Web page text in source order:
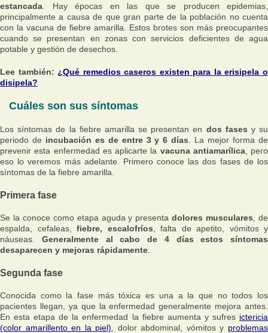
estancada . Hay épocas en las que se producen epidemias,
principalmente a causa de que gran parte de la población no cuenta
con la vacuna de fiebre amarilla. Estos brotes son más preocupantes
cuando se presentan en zonas con servicios deficientes de agua
potable y gestión de desechos.
Lee también: ¿Qué remedios caseros existen para la erisipela o
disipela?
Cuáles son sus síntomas
Los síntomas de la fiebre amarilla se presentan en dos fases y su
periodo de incubación es de entre 3 y 6 días . La mejor forma de
prevenir esta enfermedad es aplicarte la vacuna antiamarílica, pero
eso lo veremos más adelante. Primero conoce las dos fases de los
síntomas de la fiebre amarilla.
Primera fase
Se la conoce como etapa aguda y presentadolores musculares , de
espalda, cefaleas, fiebre, escalofríos , falta de apetito, vómitos y
náuseas. Generalmente al cabo de 4 días estos síntomas
desaparecen y mejoras rápidamente
Segunda fase
Conocida como la fase más tóxica es una a la que no todos los
pacientes llegan, ya que la enfermedad generalmente mejora antes.
En esta etapa de la enfermedad la fiebre aumenta y sufres ictericia
(color amarillento en la piel) , dolor abdominal, vómitos y problemas